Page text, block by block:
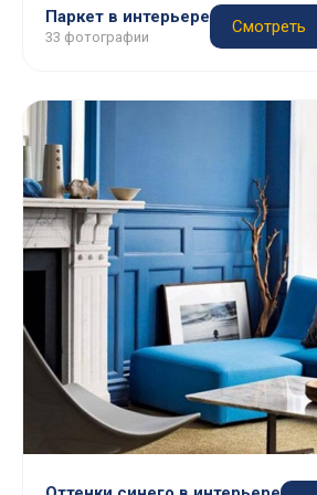
Паркет в интерьере
33 фотографии
Смотреть